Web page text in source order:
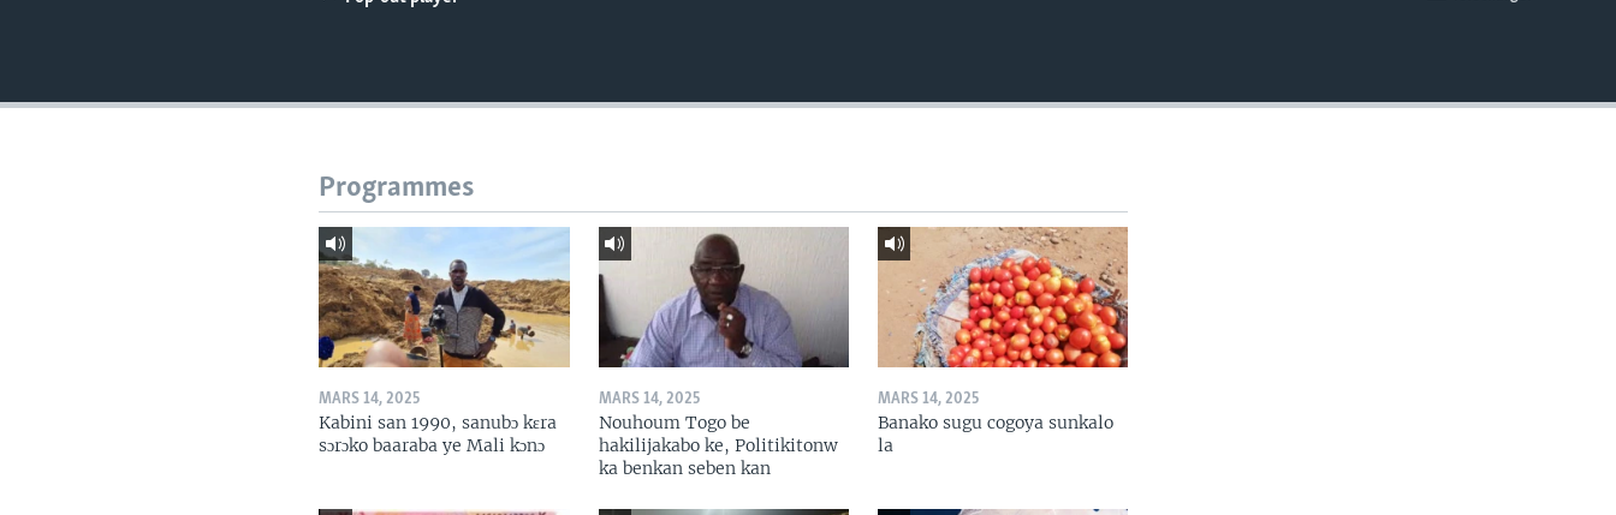
Programmes
MARS 14, 2025
Kabini san 1990, sanubɔ kɛra
sɔrɔko baaraba ye Mali kɔnɔ
MARS 14, 2025
Nouhoum Togo be
hakilijakabo ke, Politikitonw
ka benkan seben kan
MARS 14, 2025
Banako sugu cogoya sunkalo
la